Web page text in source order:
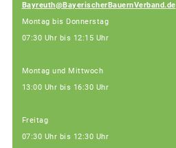
Bayreuth@BayerischerBauernVerband.de
Montag bis Donnerstag
07:30 Uhr bis 12:15 Uhr
Montag und Mittwoch
13:00 Uhr bis 16:30 Uhr
Freitag
07:30 Uhr bis 12:30 Uhr